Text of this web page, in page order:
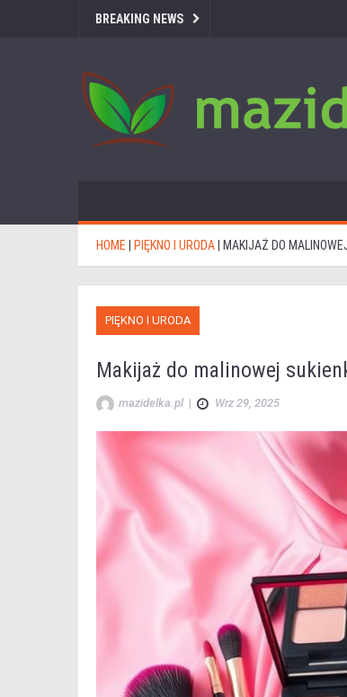
BREAKING NEWS
HOME PIĘKNO I URODA MAKIJAŻ DO
PIĘKNO I URODA
Makijaż do malinowej
mazidelka.pl | Wrz 29, 2025